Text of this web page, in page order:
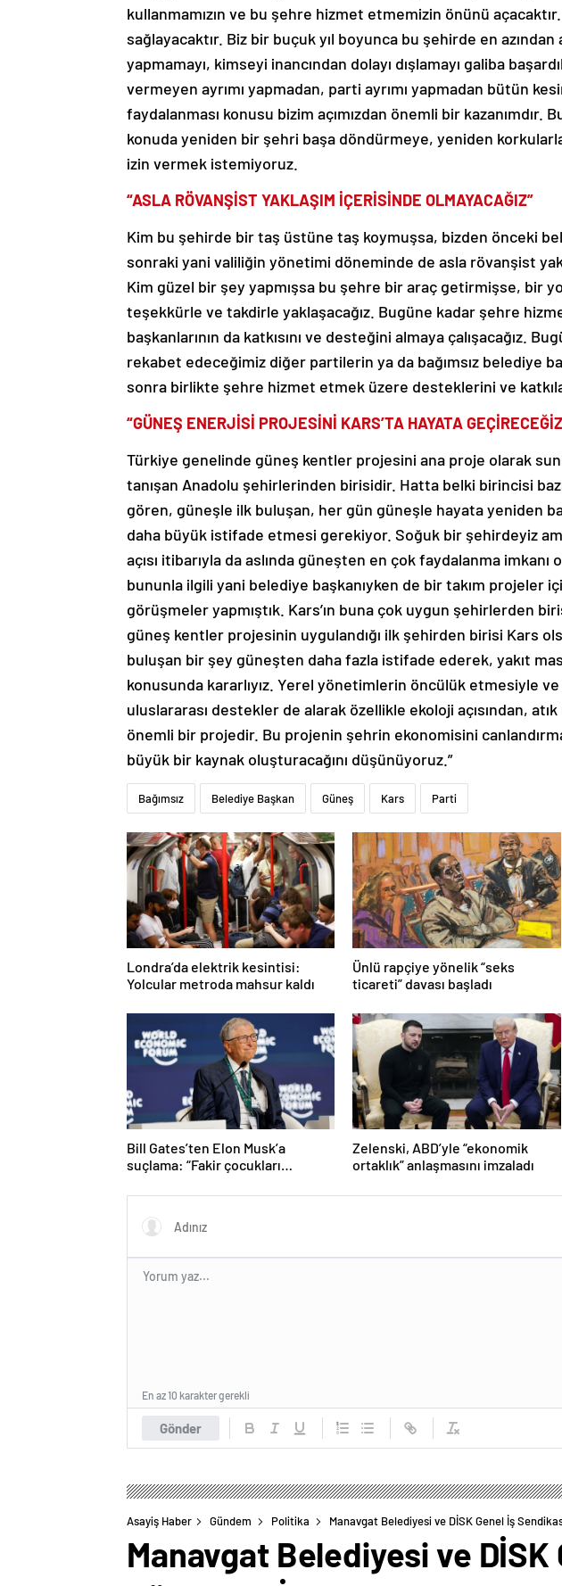
kullanmamızın ve bu şehre hizmet etmemizin önünü
sağlayacaktır. Biz bir buçuk yıl boyunca bu şehirde en azından
yapmamayı, kimseyi inancından dolayı dışlamayı galiba
vermeyen ayrımı yapmadan, parti ayrımı yapmadan bütün
faydalanması konusu bizim açımızdan önemli bir kazanımdır.
konuda yeniden bir şehri başa döndürmeye, yeniden
izin vermek istemiyoruz.
“ASLA RÖVANŞİST YAKLAŞIM İÇERİSİNDE OLMAYACAĞIZ”
Kim bu şehirde bir taş üstüne taş koymuşsa, bizden önceki
sonraki yani valiliğin yönetimi döneminde de asla rövanşist
Kim güzel bir şey yapmışsa bu şehre bir araç getirmişse, bir
teşekkürle ve takdirle yaklaşacağız. Bugüne kadar şehre
başkanlarının da katkısını ve desteğini almaya çalışacağız.
rekabet edeceğimiz diğer partilerin ya da bağımsız belediye
sonra birlikte şehre hizmet etmek üzere desteklerini ve
“GÜNEŞ ENERJİSİ PROJESİNİ KARS’TA HAYATA
Türkiye genelinde güneş kentler projesini ana proje olarak
tanışan Anadolu şehirlerinden birisidir. Hatta belki birincisi
gören, güneşle ilk buluşan, her gün güneşle hayata yeniden
daha büyük istifade etmesi gerekiyor. Soğuk bir şehirdeyiz
açısı itibarıyla da aslında güneşten en çok faydalanma
bununla ilgili yani belediye başkanıyken de bir takım projeler
görüşmeler yapmıştık. Kars’ın buna çok uygun şehirlerden
güneş kentler projesinin uygulandığı ilk şehirden birisi Kars
buluşan bir şey güneşten daha fazla istifade ederek, yakıt
konusunda kararlıyız. Yerel yönetimlerin öncülük etmesiyle
uluslararası destekler de alarak özellikle ekoloji açısından,
önemli bir projedir. Bu projenin şehrin ekonomisini
büyük bir kaynak oluşturacağını düşünüyoruz.”
Bağımsız Belediye Başkan Güneş Kars Parti
Londra’da elektrik kesintisi:
Yolcular metroda mahsur kaldı
Ünlü rapçiye yönelik “seks
ticareti” davası başladı
Bill Gates’ten Elon Musk’a
suçlama: “Fakir çocukları
Zelenski, ABD’yle “ekonomik
ortaklık” anlaşmasını imzaladı
Gönder
En az 10 karakter gerekli
Asayiş Haber Gündem Politika Manavgat Belediyesi ve DİSK Genel İş
Manavgat Belediyesi ve DİSK